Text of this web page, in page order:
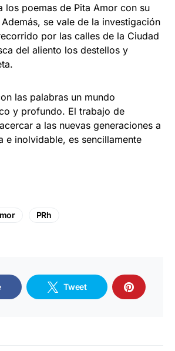
los poemas de Pita Amor con su
se vale de la investigación
por las calles de la Ciudad
del aliento los destellos y
las palabras un mundo
y profundo. El trabajo de
a las nuevas generaciones a
e inolvidable, es sencillamente
PRh
Tweet